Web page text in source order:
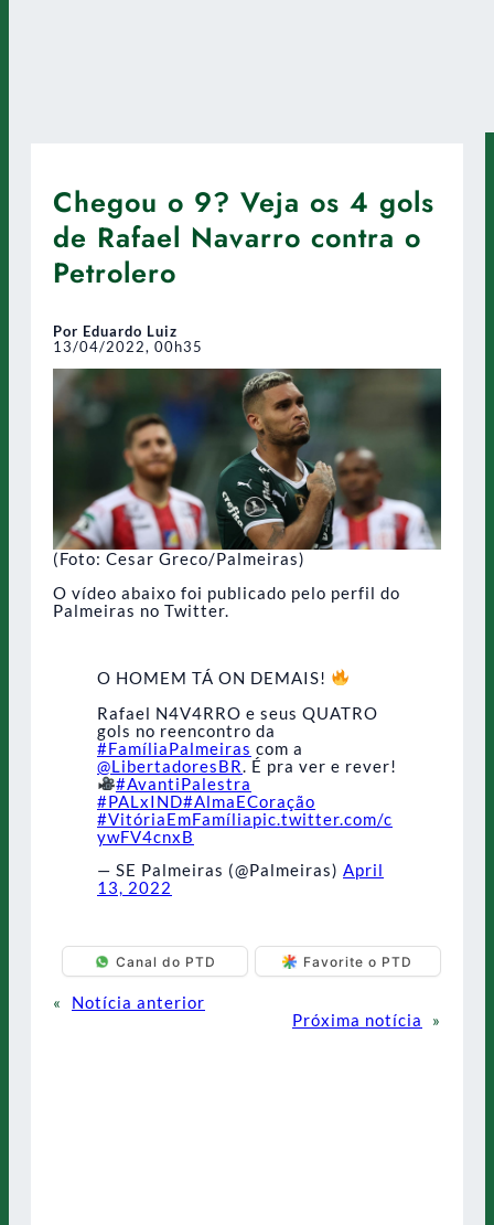
Chegou o 9? Veja os 4 gols
de Rafael Navarro contra o
Petrolero
Por Eduardo Luiz
13/04/2022, 00h35
(Foto: Cesar Greco/Palmeiras)
O vídeo abaixo foi publicado pelo perfil do
Palmeiras no Twitter.
O HOMEM TÁ ON DEMAIS!
Rafael N4V4RRO e seus QUATRO
gols no reencontro da
#FamíliaPalmeiras com a
@LibertadoresBR
. É pra ver e rever!
#AvantiPalestra
#PALxIND#AlmaECoração
#VitóriaEmFamíliapic.twitter.com/c
ywFV4cnxB
— SE Palmeiras (@Palmeiras) April
13, 2022
Canal do PTD Favorite o PTD
«
Notícia anterior
Próxima notícia
»